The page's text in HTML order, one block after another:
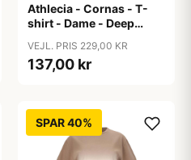
Athlecia - Cornas - T-
shirt - Dame - Deep
VEJL. PRIS 229,00 KR
137,00 kr
SPAR 40%